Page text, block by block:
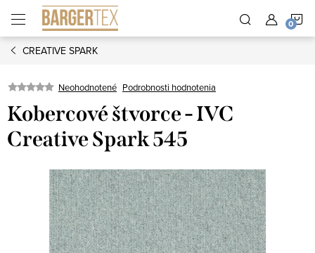
obsah
CREATIVE SPARK
Neohodnotené Podrobnosti hodnotenia
Kobercové štvorce - IVC
Creative Spark 545